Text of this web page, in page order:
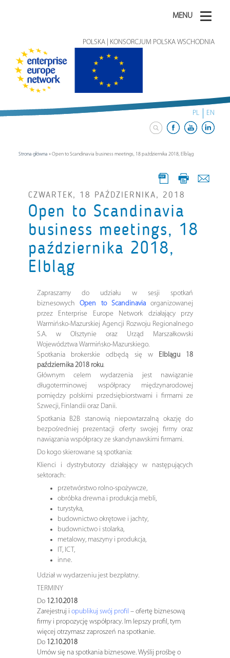
MENU
POLSKA | KONSORCJUM POLSKA WSCHODNIA
PL EN
Strona główna »Open to Scandinavia business meetings, 18 października 2018, Elbląg
CZWARTEK, 18 PAŹDZIERNIKA, 2018
Open to Scandinavia
business meetings, 18
października 2018,
Elbląg
Zapraszamy do udziału w sesji spotkań
biznesowychOpen to Scandinaviaorganizowanej
przez Enterprise Europe Network działający przy
Warmińsko-Mazurskiej Agencji Rozwoju Regionalnego
S.A. w Olsztynie oraz Urząd Marszałkowski
Województwa Warmińsko-Mazurskiego.
Spotkania brokerskie odbędą się w
Elblągu 18
października 2018 roku.
Głównym celem wydarzenia jest nawiązanie
długoterminowej współpracy międzynarodowej
pomiędzy polskimi przedsiębiorstwami i firmami ze
Szwecji, Finlandii oraz Danii.
Spotkania B2B stanowią niepowtarzalną okazję do
bezpośredniej prezentacji oferty swojej firmy oraz
nawiązania współpracy ze skandynawskimi firmami.
Do kogo skierowane są spotkania:
Klienci i dystrybutorzy działający w następujących
sektorach:
przetwórstwo rolno-spożywcze,
obróbka drewna i produkcja mebli,
turystyka,
budownictwo okrętowe i jachty,
budownictwo i stolarka,
metalowy, maszyny i produkcja,
IT, ICT,
inne.
Udział w wydarzeniu jest bezpłatny.
TERMINY
Do 12.10.2018
Zarejestruj i opublikuj swój profil – ofertę biznesową
firmy i propozycję współpracy. Im lepszy profil, tym
więcej otrzymasz zaproszeń na spotkanie.
Do 12.10.2018
Umów się na spotkania biznesowe. Wyślij prośbę o